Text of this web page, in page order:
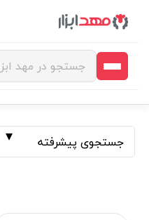
جستجوی پیشرفته